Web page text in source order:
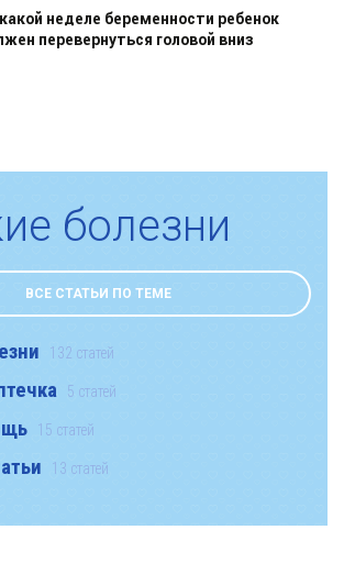
неделе беременности ребенок
перевернуться головой вниз
болезни
ВСЕ СТАТЬИ ПО ТЕМЕ
132 статей
5 статей
15 статей
13 статей